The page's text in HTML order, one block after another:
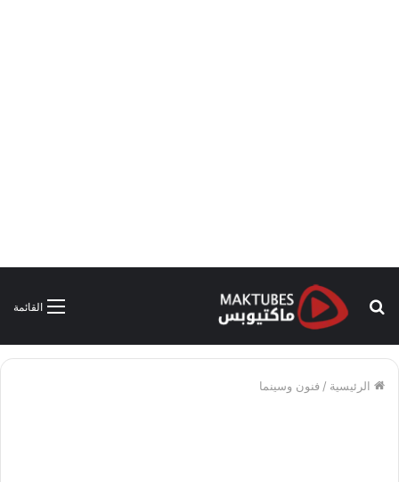
القائمة
بحث
الرئيسية / فنون وسينما